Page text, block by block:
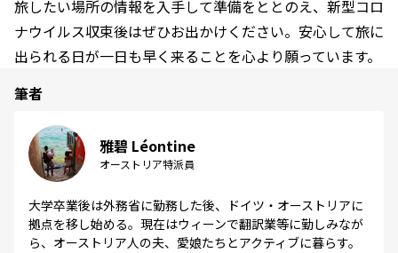
旅したい場所の情報を入手して準備をととのえ、新型コロ
ナウイルス収束後はぜひお出かけください。安心して旅に
出られる日が一日も早く来ることを心より願っています。
筆者
雅碧 Léontine
オーストリア特派員
大学卒業後は外務省に勤務した後、ドイツ・オーストリアに
拠点を移し始める。現在はウィーンで翻訳業等に勤しみなが
ら、オーストリア人の夫、愛娘たちとアクティブに暮らす。